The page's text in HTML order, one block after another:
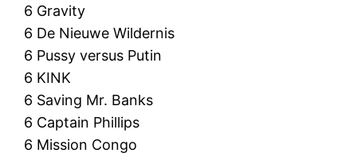
6 Gravity
6 De Nieuwe Wildernis
6 Pussy versus Putin
6 KINK
6 Saving Mr. Banks
6 Captain Phillips
6 Mission Congo